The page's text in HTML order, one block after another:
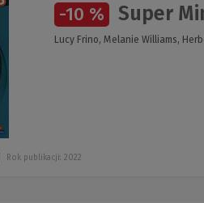
-10 % Super
Lucy Frino, Melanie Williams,
Rok publikacji: 2022